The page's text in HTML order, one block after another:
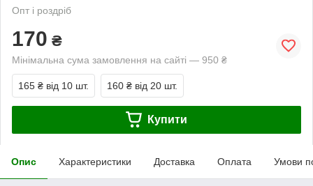
Опт і роздріб
170 ₴
Мінімальна сума замовлення на сайті — 950 ₴
165 ₴ від 10 шт. 160 ₴ від 20 шт.
Купити
Опис Характеристики Доставка Оплата Умови